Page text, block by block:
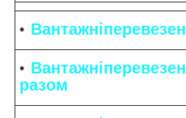
разом